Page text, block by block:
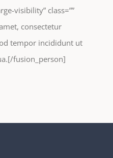
visibility” class=””
consectetur
tempor incididunt ut
fusion_person]